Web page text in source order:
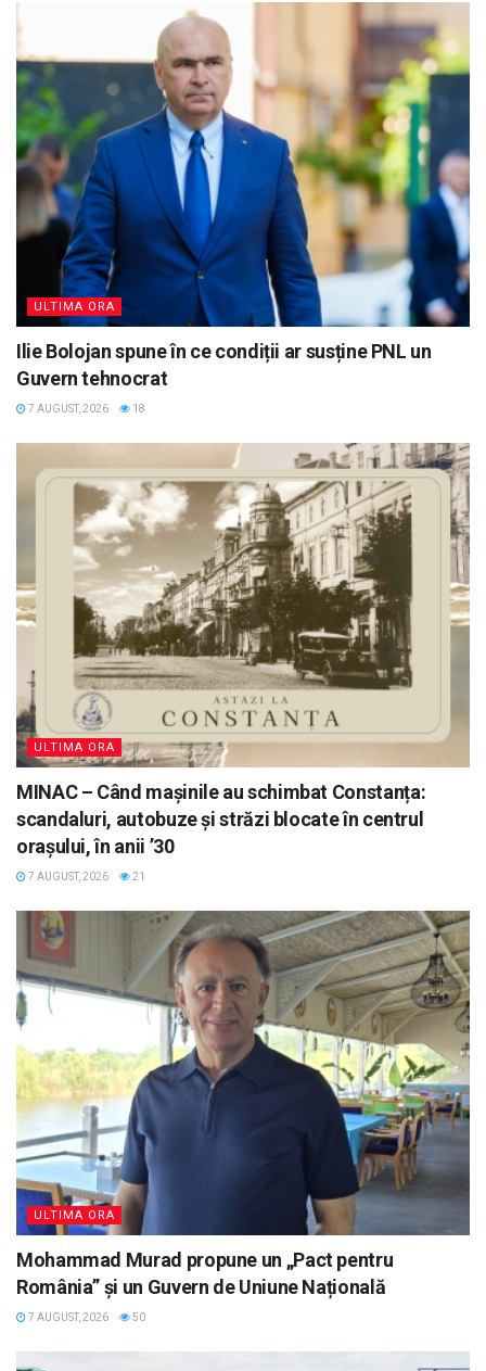
ULTIMA ORA
Ilie Bolojan spune în ce condiții ar susține PNL un
Guvern tehnocrat
7 AUGUST, 2026 18
ULTIMA ORA
MINAC – Când mașinile au schimbat Constanța:
scandaluri, autobuze și străzi blocate în centrul
orașului, în anii ’30
7 AUGUST, 2026 21
ULTIMA ORA
Mohammad Murad propune un „Pact pentru
România” și un Guvern de Uniune Națională
7 AUGUST, 2026 50